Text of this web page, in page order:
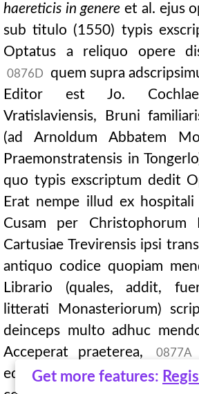
Get more features:
haereticis in genere et al. ejus
sub titulo (1550) typis
Optatus a reliquo opere
0876D
quem supra
Editor est Jo.
Vratislaviensis, Bruni
(ad Arnoldum Abbatem
Praemonstratensis in
quo typis exscriptum dedit
Erat nempe illud ex
Cusam per Christophorum
Cartusiae Trevirensis ipsi
antiquo codice quopiam
Librario (quales, addit,
litterati Monasteriorum)
deinceps multo adhuc
Acceperat praeterea,
0877A
edendis insudaret,